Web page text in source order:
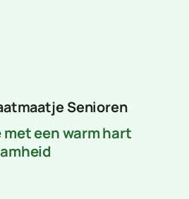
Senioren
een warm hart